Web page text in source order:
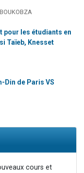
pour les étudiants en
Taïeb, Knesset
Din de Paris VS
cours et